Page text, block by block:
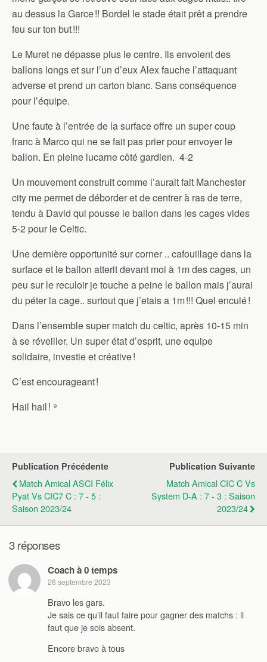
au dessus la Garce !! Bordel le stade était prêt a prendre
feu sur ton but !!!
Le Muret ne dépasse plus le centre. Ils envoient des
ballons longs et sur l’un d’eux Alex fauche l’attaquant
adverse et prend un carton blanc. Sans conséquence
pour l’équipe.
Une faute à l’entrée de la surface offre un super coup
franc à Marco qui ne se fait pas prier pour envoyer le
ballon. En pleine lucarne côté gardien. 4-2
Un mouvement construit comme l’aurait fait Manchester
city me permet de déborder et de centrer à ras de terre,
tendu à David qui pousse le ballon dans les cages vides
5-2 pour le Celtic.
Une dernière opportunité sur corner .. cafouillage dans la
surface et le ballon atterit devant moi à 1m des cages, un
peu sur le reculoir je touche a peine le ballon mais j’aurai
du péter la cage.. surtout que j’etais a 1m !!! Quel enculé !
Dans l’ensemble super match du celtic, après 10-15 min
à se réveiller. Un super état d’esprit, une equipe
solidaire, investie et créative !
C’est encourageant !
Hail hail ! ⁹
Publication Précédente
Match Amical ASCI Félix
Pyat Vs CIC7 C : 7 - 5 :
Saison 2023/24
Publication Suivante
Match Amical CIC C Vs
System D-A : 7 - 3 : Saison
2023/24
3 réponses
Coach à 0 temps
26 septembre 2023
Bravo les gars.
Je sais ce qu’il faut faire pour gagner des matchs : il
faut que je sois absent.
Encore bravo à tous